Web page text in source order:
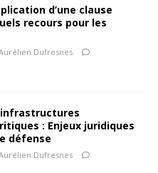
d’une clause
recours pour les
Dufresnes
: Enjeux juridiques
défense
Dufresnes